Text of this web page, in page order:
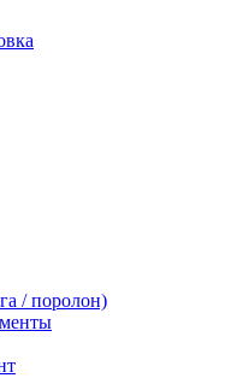
/ поролон)